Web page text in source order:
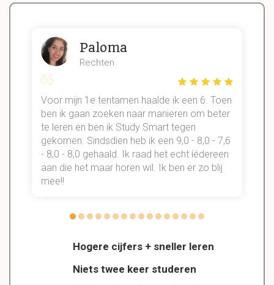
Hogere cijfers + sneller leren
Niets twee keer studeren
Paloma
Rechten
Voor mijn 1e tentamen haalde ik een 6. Toen
ben ik gaan zoeken naar manieren om beter
te leren en ben ik Study Smart tegen
gekomen. Sindsdien heb ik een 9,0 - 8,0 - 7,6
- 8,0 - 8,0 gehaald. Ik raad het echt íédereen
aan die het maar horen wil. Ik ben er zo blij
mee!!